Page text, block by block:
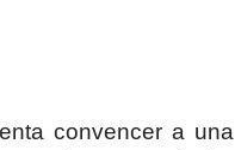
convencer a una